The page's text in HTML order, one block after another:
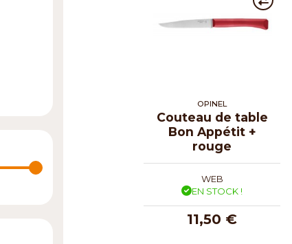
OPINEL
Couteau de table
Bon Appétit +
rouge
WEB
EN STOCK !
11,50 €